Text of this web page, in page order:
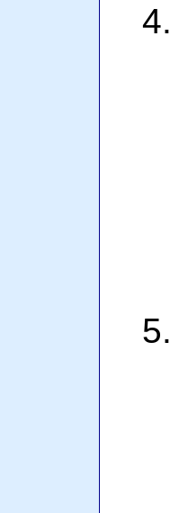
4.
5.